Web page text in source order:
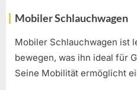
Mobiler Schlauchwagen
Mobiler Schlauchwagen ist
bewegen, was ihn ideal für
Seine Mobilität ermöglicht